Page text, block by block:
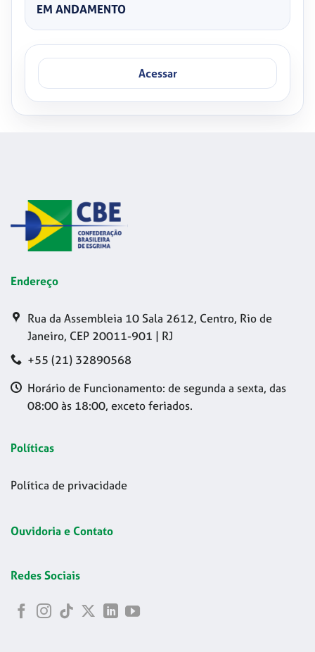
EM ANDAMENTO
Acessar
Endereço
Rua da Assembleia 10 Sala 2612, Centro, Rio de
Janeiro, CEP 20011-901 | RJ
+55 (21) 32890568
Horário de Funcionamento: de segunda a sexta, das
08:00 às 18:00, exceto feriados.
Políticas
Política de privacidade
Ouvidoria e Contato
Redes Sociais